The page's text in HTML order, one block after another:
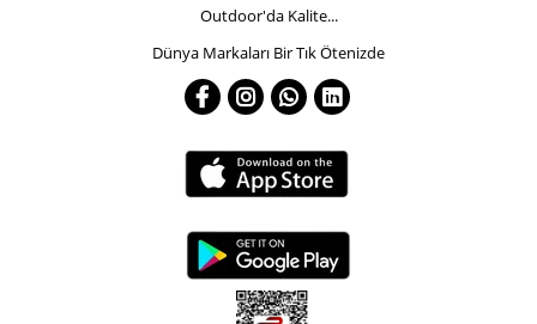
Outdoor'da Kalite...
Dünya Markaları Bir Tık Ötenizde